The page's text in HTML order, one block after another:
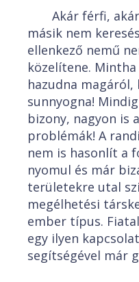
Akár férfi,
másik nem
ellenkező nemű
közelítene.
hazudna
sunnyogna!
bizony, nagyon is
problémák! A
nem is hasonlít a
nyomul és már
területekre utal
megélhetési
ember típus.
egy ilyen
segítségével már